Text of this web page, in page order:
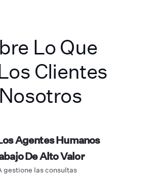
Lo Que
Clientes
Agentes Humanos
De Alto Valor
gestione las consultas